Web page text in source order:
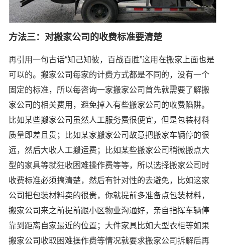
方法三：对搬家公司的收费标准要清楚
再引用一句古话“知己知彼，百战百胜”这用在搬家上面也是
可以的。搬家公司每家的计费方式都是不同的，没有一个
固定的标准，所以每咨询一家搬家公司首先就需要了解搬
家公司的相关费用，避免掉入有些搬家公司的收费陷阱。
比如某些搬家公司虽然人工服务费很便宜，但是包装材料
质量即差且贵；比如某家搬家公司故意把搬家车辆停的很
远，然后大收人工搬运费；比如某些搬家公司稍微搬点大
型的家具等就狂收困难操作费等等，所以选择搬家公司时
收费标准必须搞清楚，然后有针对性的去避免，比如这家
公司把包装材料卖的很贵，你就提前多准备点包装材料，
搬家公司来之前提前跟小区物业沟通好，亲自指挥车辆停
靠到距离自家最近的位置；大件家具比如大型衣柜等如果
搬家公司收取困难操作费等情况就要求搬家公司拆解后再